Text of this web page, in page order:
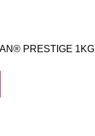
PRESTIGE 1KG